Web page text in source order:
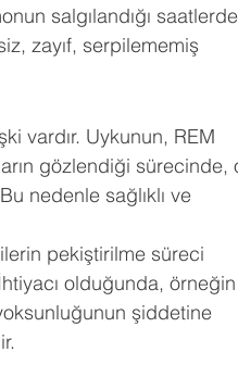
salgılandığı saatlerde
zayıf, serpilememiş
vardır. Uykunun, REM
gözlendiği sürecinde,
nedenle sağlıklı ve
pekiştirilme süreci
olduğunda, örneğin
şiddetine